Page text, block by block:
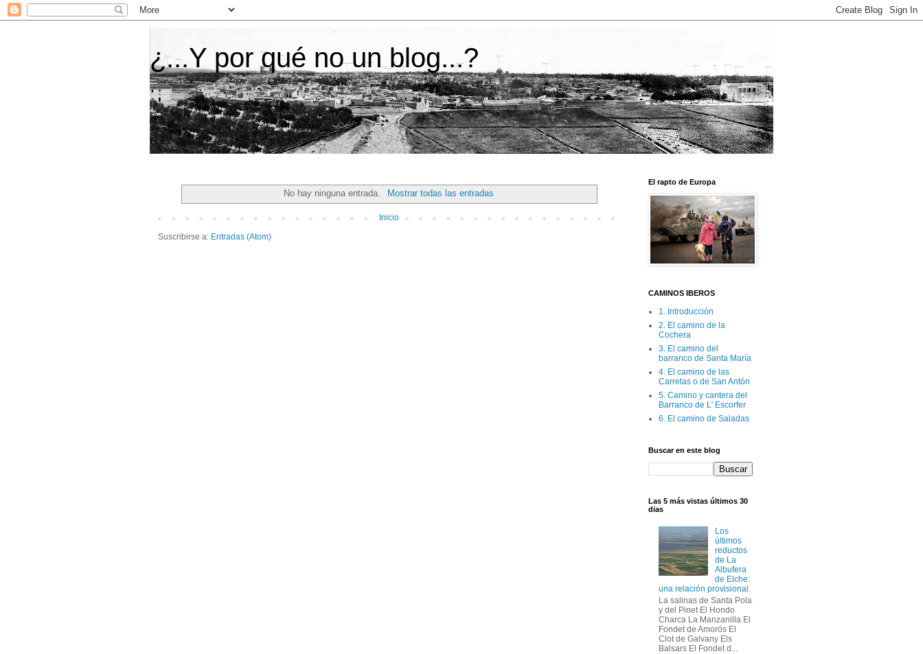
¿...Y por qué no un blog...?
No hay ninguna entrada. Mostrar todas las entradas
Inicio
Suscribirse a: Entradas (Atom)
El rapto de Europa
CAMINOS IBEROS
1. Introducción
2. El camino de la
Cochera
3. El camino del
barranco de Santa María
4. El camino de las
Carretas o de San Antón
5. Camino y cantera del
Barranco de L' Escorfer
6. El camino de Saladas
Buscar en este blog
Las 5 más vistas últimos 30
dias
Los
últimos
reductos
de La
Albufera
de Elche:
una relación provisional.
La salinas de Santa Pola
y del Pinet El Hondo
Charca La Manzanilla El
Fondet de Amorós El
Clot de Galvany Els
Balsars El Fondet d...